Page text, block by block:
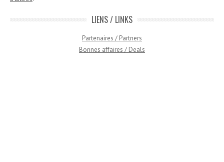
LIENS / LINKS
Partenaires / Partners
Bonnes affaires / Deals